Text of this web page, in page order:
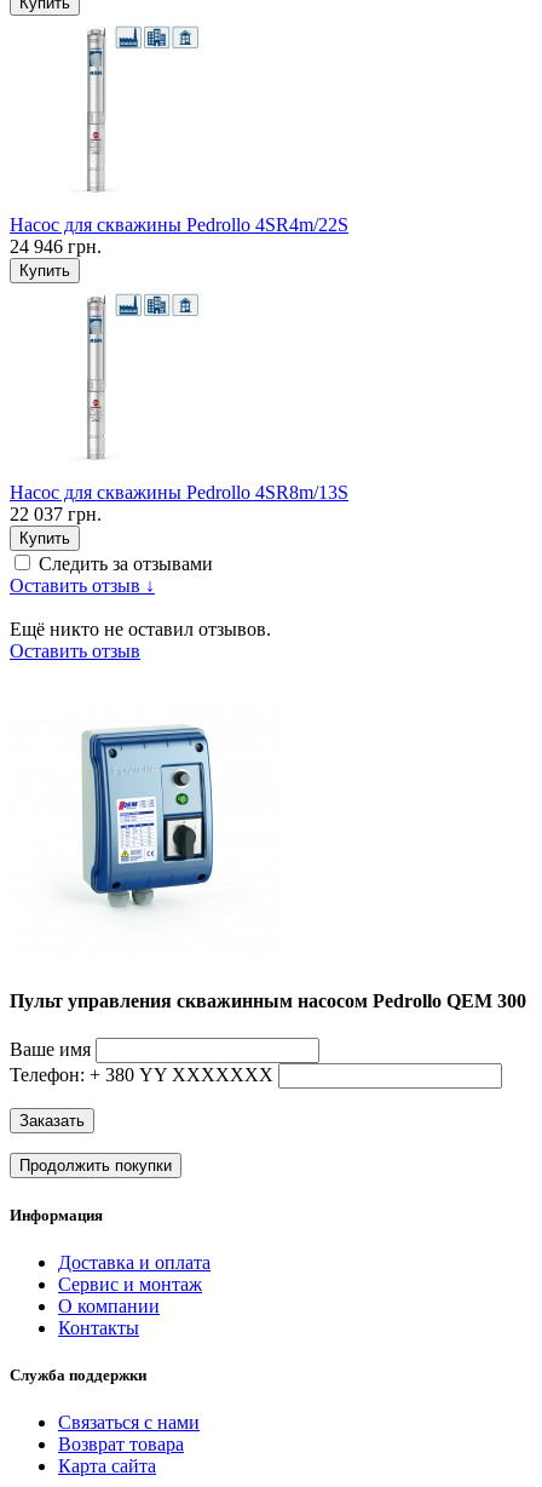
Насос для скважины Pedrollo 4SR4m/22S
24 946 грн.
Купить
Насос для скважины Pedrollo 4SR8m/13S
22 037 грн.
Купить
Следить за отзывами
Оставить отзыв ↓
Ещё никто не оставил отзывов.
Оставить отзыв
Пульт управления скважинным насосом Pedrollo QEM 300
Ваше имя
Телефон: + 380 YY ХХХХХХХ
Заказать
Продолжить покупки
Информация
Доставка и оплата
Сервис и монтаж
О компании
Контакты
Служба поддержки
Связаться с нами
Возврат товара
Карта сайта